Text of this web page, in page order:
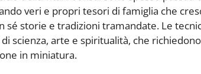
veri e propri tesori di famiglia che
sé storie e tradizioni tramandate. Le
scienza, arte e spiritualità, che
in miniatura.